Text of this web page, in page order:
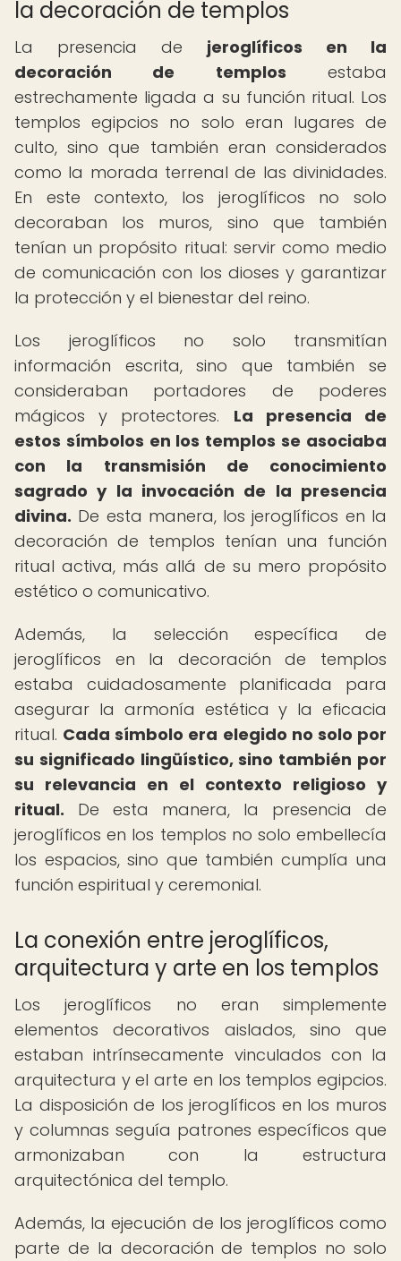
la decoración de templos
La presencia de jeroglíficos en la
decoración de templos estaba
estrechamente ligada a su función ritual. Los
templos egipcios no solo eran lugares de
culto, sino que también eran considerados
como la morada terrenal de las divinidades.
En este contexto, los jeroglíficos no solo
decoraban los muros, sino que también
tenían un propósito ritual: servir como medio
de comunicación con los dioses y garantizar
la protección y el bienestar del reino.
Los jeroglíficos no solo transmitían
información escrita, sino que también se
consideraban portadores de poderes
mágicos y protectores. La presencia de
estos símbolos en los templos se asociaba
con la transmisión de conocimiento
sagrado y la invocación de la presencia
divina. De esta manera, los jeroglíficos en la
decoración de templos tenían una función
ritual activa, más allá de su mero propósito
estético o comunicativo.
Además, la selección específica de
jeroglíficos en la decoración de templos
estaba cuidadosamente planificada para
asegurar la armonía estética y la eficacia
ritual. Cada símbolo era elegido no solo por
su significado lingüístico, sino también por
su relevancia en el contexto religioso y
ritual. De esta manera, la presencia de
jeroglíficos en los templos no solo embellecía
los espacios, sino que también cumplía una
función espiritual y ceremonial.
La conexión entre jeroglíficos,
arquitectura y arte en los templos
Los jeroglíficos no eran simplemente
elementos decorativos aislados, sino que
estaban intrínsecamente vinculados con la
arquitectura y el arte en los templos egipcios.
La disposición de los jeroglíficos en los muros
y columnas seguía patrones específicos que
armonizaban con la estructura
arquitectónica del templo.
Además, la ejecución de los jeroglíficos como
parte de la decoración de templos no solo